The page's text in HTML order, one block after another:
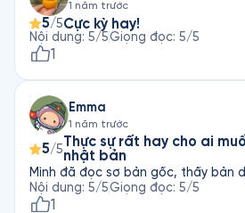
1 năm trước
5/5Cực kỳ hay!
Nội dung: 5/5Giọng đọc: 5/5
1
Emma
1 năm trước
5/5Thực sự rất hay cho ai
nhật bản
Mình đã đọc sơ bản gốc, thấy bản
Nội dung: 5/5Giọng đọc: 5/5
1